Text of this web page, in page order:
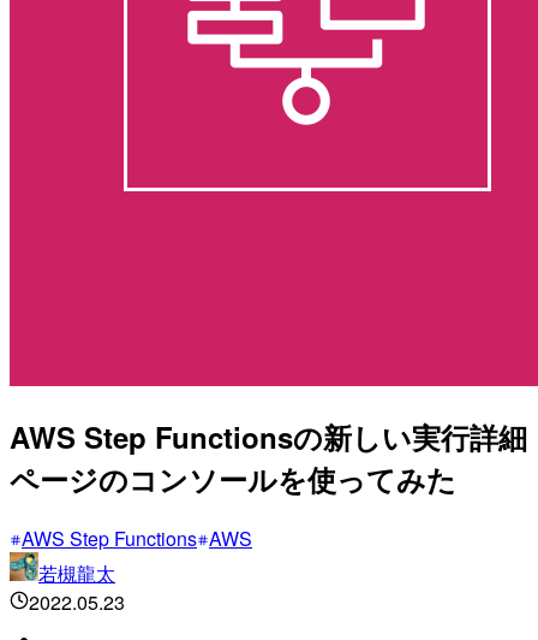
AWS Step Functionsの新しい実行詳細
ページのコンソールを使ってみた
AWS Step Functions AWS
若槻龍太
2022.05.23